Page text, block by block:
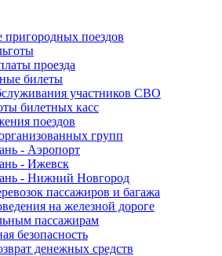
пригородных поездов
проезда
билеты
участников СВО
билетных касс
поездов
групп
- Аэропорт
- Ижевск
- Нижний Новгород
пассажиров и багажа
на железной дороге
пассажирам
безопасность
денежных средств